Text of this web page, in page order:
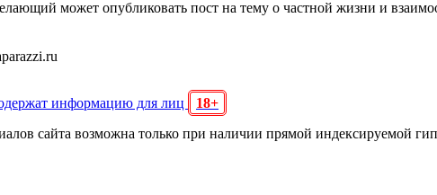
может опубликовать пост на тему о частной жизни и
информацию для лиц
18+
сайта возможна только при наличии прямой индексируемой